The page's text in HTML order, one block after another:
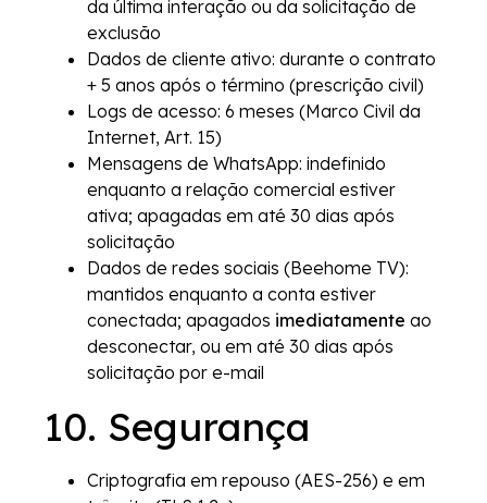
da última interação ou da solicitação de
exclusão
Dados de cliente ativo: durante o contrato
+ 5 anos após o término (prescrição civil)
Logs de acesso: 6 meses (Marco Civil da
Internet, Art. 15)
Mensagens de WhatsApp: indefinido
enquanto a relação comercial estiver
ativa; apagadas em até 30 dias após
solicitação
Dados de redes sociais (Beehome TV):
mantidos enquanto a conta estiver
conectada; apagados imediatamente ao
desconectar, ou em até 30 dias após
solicitação por e-mail
10. Segurança
Criptografia em repouso (AES-256) e em